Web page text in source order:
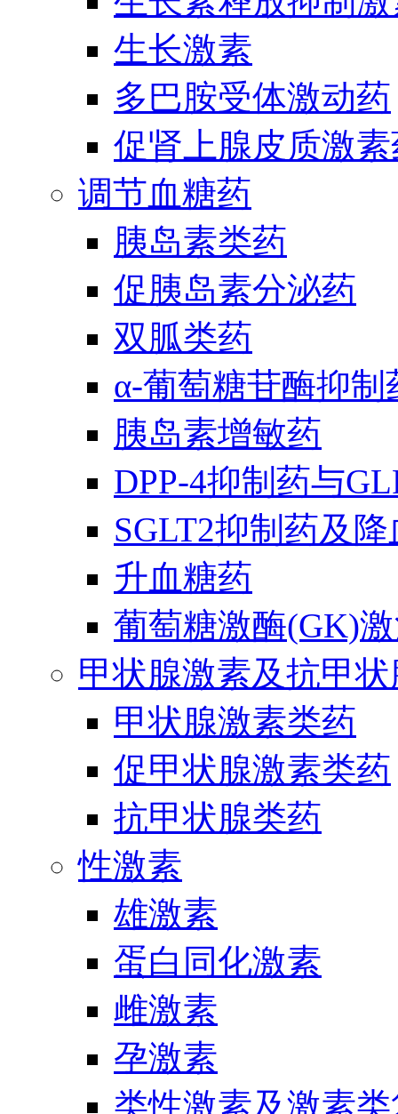
生长激素
多巴胺受体激动药
促肾上腺皮质激
调节血糖药
胰岛素类药
促胰岛素分泌药
双胍类药
α-葡萄糖苷酶抑制
胰岛素增敏药
DPP-4抑制药与
SGLT2抑制药及
升血糖药
葡萄糖激酶(GK)
甲状腺激素及抗甲
甲状腺激素类药
促甲状腺激素类药
抗甲状腺类药
性激素
雄激素
蛋白同化激素
雌激素
孕激素
类性激素及激素